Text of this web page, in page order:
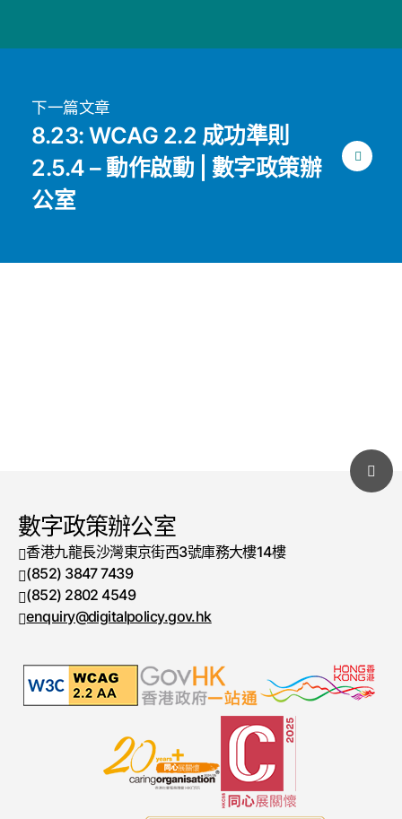
下一篇文章
8.23: WCAG 2.2 成功準則
2.5.4 – 動作啟動 | 數字政策辦
公室
數字政策辦公室
香港九龍長沙灣東京街西3號庫務大樓14樓
電話號碼
(852) 3847 7439
傳真號碼
(852) 2802 4549
enquiry@digitalpolicy.gov.hk